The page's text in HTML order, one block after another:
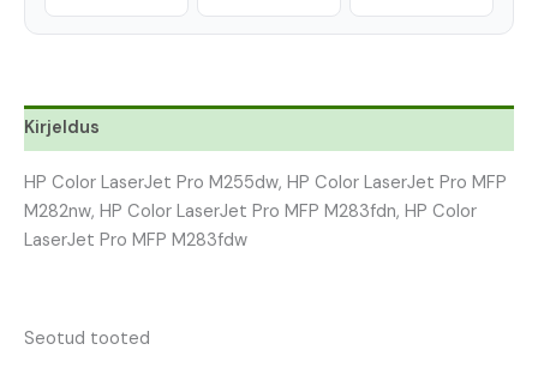
Kirjeldus
HP Color LaserJet Pro M255dw, HP Color LaserJet Pro MFP
M282nw, HP Color LaserJet Pro MFP M283fdn, HP Color
LaserJet Pro MFP M283fdw
Seotud tooted